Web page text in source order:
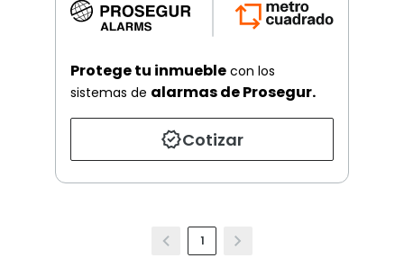
Protege tu inmueble con los
sistemas de alarmas de Prosegur.
Cotizar
1